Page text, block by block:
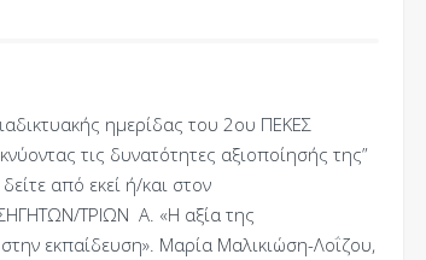
ημερίδας του 2ου ΠΕΚΕΣ
τις δυνατότητες αξιοποίησής της”
από εκεί ή/και στον
ΤΡΙΩΝ Α. «Η αξία της
εκπαίδευση». Μαρία Μαλικιώση-Λοΐζου,